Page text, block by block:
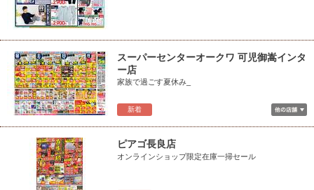
新着
スーパーセンターオークワ 可児御嵩インタ
ー店
家族で過ごす夏休み_
ピアゴ長良店
オンラインショップ限定在庫一掃セール